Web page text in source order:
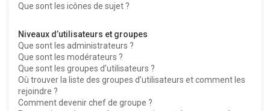
Que sont les icônes de sujet ?
Niveaux d’utilisateurs et groupes
Que sont les administrateurs ?
Que sont les modérateurs ?
Que sont les groupes d’utilisateurs ?
Où trouver la liste des groupes d’utilisateurs et comment les
rejoindre ?
Comment devenir chef de groupe ?